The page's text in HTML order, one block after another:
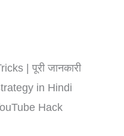
| पूरी जानकारी
in Hindi
Hack